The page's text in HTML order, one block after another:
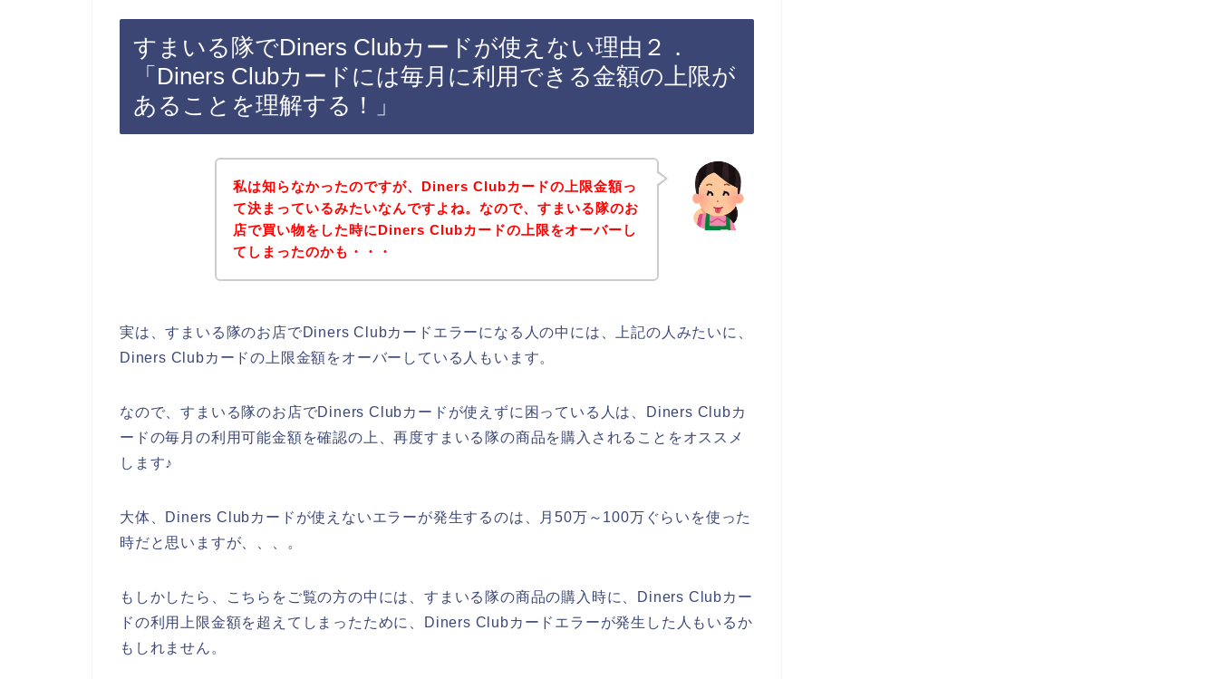
すまいる隊でDiners Clubカードが使えない理由２．
「Diners Clubカードには毎月に利用できる金額の上限が
あることを理解する！」
私は知らなかったのですが、Diners Clubカードの上限金額っ
て決まっているみたいなんですよね。なので、すまいる隊のお
店で買い物をした時にDiners Clubカードの上限をオーバーし
てしまったのかも・・・
実は、すまいる隊のお店でDiners Clubカードエラーになる人の中には、上記の人みたいに、
Diners Clubカードの上限金額をオーバーしている人もいます。
なので、すまいる隊のお店でDiners Clubカードが使えずに困っている人は、Diners Clubカ
ードの毎月の利用可能金額を確認の上、再度すまいる隊の商品を購入されることをオススメ
します♪
大体、Diners Clubカードが使えないエラーが発生するのは、月50万～100万ぐらいを使った
時だと思いますが、、、。
もしかしたら、こちらをご覧の方の中には、すまいる隊の商品の購入時に、Diners Clubカー
ドの利用上限金額を超えてしまったために、Diners Clubカードエラーが発生した人もいるか
もしれません。